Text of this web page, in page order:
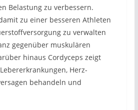
Belastung zu verbessern.
zu einer besseren Athleten
zu verwalten
gegenüber muskulären
hinaus Cordyceps zeigt
Herz-
behandeln und